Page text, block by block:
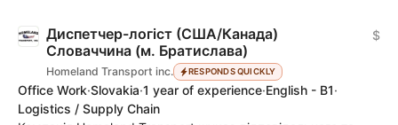
Диспетчер-логіст (США/Канада)
Словаччина (м. Братислава)
Homeland Transport inc. RESPONDS QUICKLY
$
Office Work·Slovakia·1 year of experience·English - B1·
Logistics / Supply Chain